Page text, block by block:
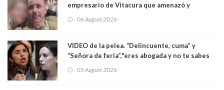
empresario de Vitacura que amenazó y
al "ring raja". Se trata de Andrés Arrieta y la
06 August 2026
VIDEO de la pelea. “Delincuente, cuma” y
“Señora de feria”,"eres abogada y no te sabes
senadoras Camila Flores y Fabiola Campillai en
05 August 2026